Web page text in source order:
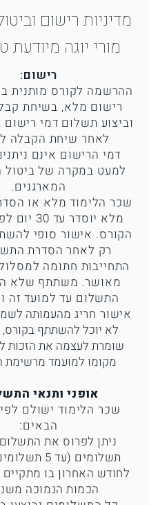
מדיניות רישום
מורי יוגה מיודעת
רישום:
ההרשמה לקורס מותנית
רישום מלא, בשיחת
לאחר שיחת הקבלה
דמי הרישום אינם
למעט במקרה של ביטול
המארגנים.
שכר הלימוד מלא או
מלא יוסדר
הקורס. אישור סופי
רק לאחר הסדרת
התחייבות חתומה
מאושר. משתתף שלא
התשלום עד למועד זה
אישור חריג מהעמותה
לא יוכל להשתתף בקורס,
שומרת לעצמה את הזכות
מקומו למועמד מרשימת
אופני ותנאי
שכר הלימוד ישולם
הבאים:
ניתן לפרוס את
תשלומים (עד
לחודש האחרון בו
הכמות הנמוכה